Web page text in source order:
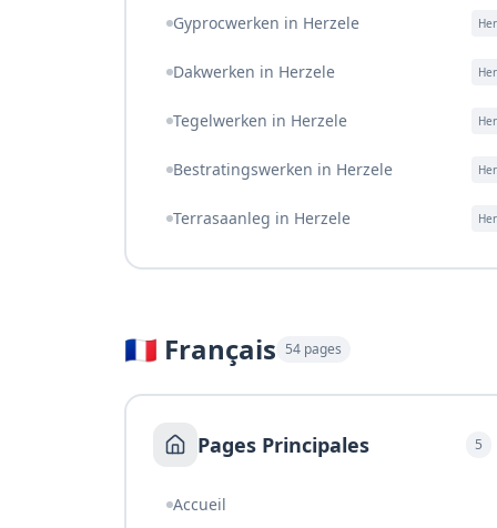
Gyprocwerken in Herzele
Dakwerken in Herzele
Tegelwerken in Herzele
Bestratingswerken in Herzele
Terrasaanleg in Herzele
🇫🇷 Français 54 pages
Pages Principales 5
Accueil